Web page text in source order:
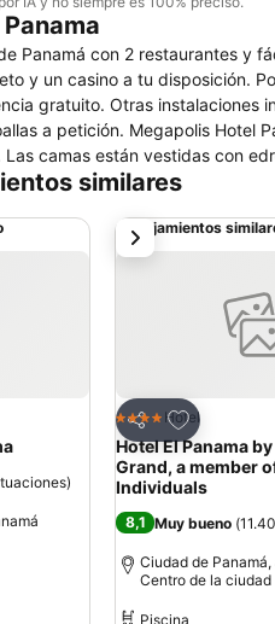
Panamá con 2 restaurantes y
y un casino a tu disposición.
gratuito. Otras instalaciones
a petición. Megapolis Hotel
camas están vestidas con
Los baños están
Los servicios para las
(pueden existir restricciones).
aire libre y bañera de
similares
)
Alojamientos
Compartir
Agregar a
4 EstrellasHotel
Hotel El Panama
Grand, a member
Individuals
8,1 Muy bueno (
Ciudad de Panamá,
Centro de la ciudad
Piscina
siguiente